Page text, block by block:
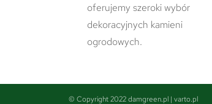
oferujemy szeroki wybór
dekoracyjnych kamieni
ogrodowych.
© Copyright 2022 damgreen.pl | varto.pl